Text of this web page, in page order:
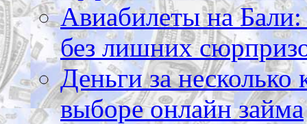
Авиабилеты на Бали:
без лишних
Деньги за
выборе онлайн займа